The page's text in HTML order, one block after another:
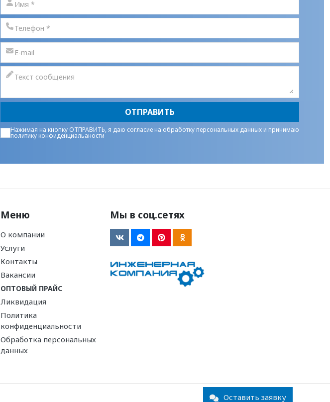
ОТПРАВИТЬ
Нажимая на кнопку ОТПРАВИТЬ, я даю согласие на обработку персональных данных и принимаю
политику конфиденциальаности
Меню
О компании
Услуги
Контакты
Вакансии
ОПТОВЫЙ ПРАЙС
Ликвидация
Политика
конфиденциальности
Обработка персональных
данных
Мы в соц.сетях
Оставить заявку